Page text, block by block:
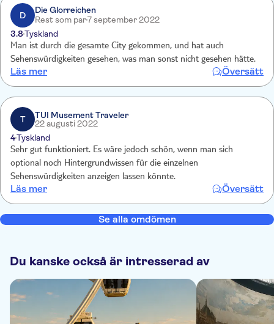
D
Die Glorreichen
Rest som par7 september 2022
3.8Tyskland
Man ist durch die gesamte City gekommen, und hat auch
Sehenswürdigkeiten gesehen, was man sonst nicht gesehen hätte.
Läs mer Översätt
T
TUI Musement Traveler
22 augusti 2022
4Tyskland
Sehr gut funktioniert. Es wäre jedoch schön, wenn man sich
optional noch Hintergrundwissen für die einzelnen
Sehenswürdigkeiten anzeigen lassen könnte.
Läs mer Översätt
Se alla omdömen
Du kanske också är intresserad av